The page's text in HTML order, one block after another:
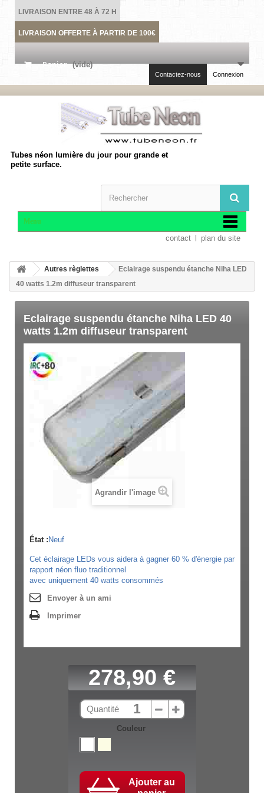
LIVRAISON ENTRE 48 À 72 H
LIVRAISON OFFERTE À PARTIR DE 100€
Panier (vide)
Connexion
Contactez-nous
Tubes néon lumière du jour pour grande et
petite surface.
Menu
contact plan du site
Autres règlettes
Eclairage suspendu étanche Niha LED
40 watts 1.2m diffuseur transparent
Eclairage suspendu étanche Niha LED 40
watts 1.2m diffuseur transparent
Agrandir l'image
État : Neuf
Cet éclairage LEDs vous aidera à gagner 60 % d'énergie par
rapport néon fluo traditionnel
avec uniquement 40 watts consommés
Envoyer à un ami
Imprimer
278,90 €
Quantité
Couleur
Ajouter au